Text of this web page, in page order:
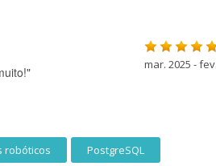
mar. 2025 -
robóticos PostgreSQL